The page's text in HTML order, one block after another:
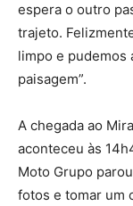
espera o outro
trajeto.
limpo e pudemos
paisagem”.
A chegada ao
aconteceu às
Moto Grupo
fotos e tomar um